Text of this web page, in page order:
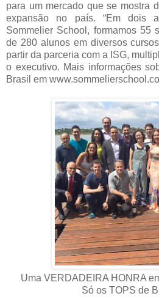
para um mercado que se mostra
expansão no país. “Em dois
Sommelier School, formamos 55
de 280 alunos em diversos
partir da parceria com a ISG,
o executivo. Mais informações
Brasil em
Uma VERDADEIRA HONRA
Só os TOPS de